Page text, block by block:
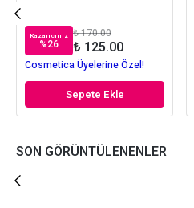
Kazancınız
%26
₺ 170.00
₺ 125.00
Cosmetica Üyelerine Özel!
Sepete Ekle
SON GÖRÜNTÜLENENLER